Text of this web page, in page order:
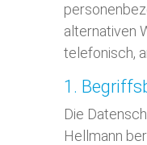
alternativen
telefonisch,
1.
Die
Hellmann